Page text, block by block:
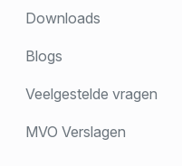
Downloads
Blogs
Veelgestelde vragen
MVO Verslagen